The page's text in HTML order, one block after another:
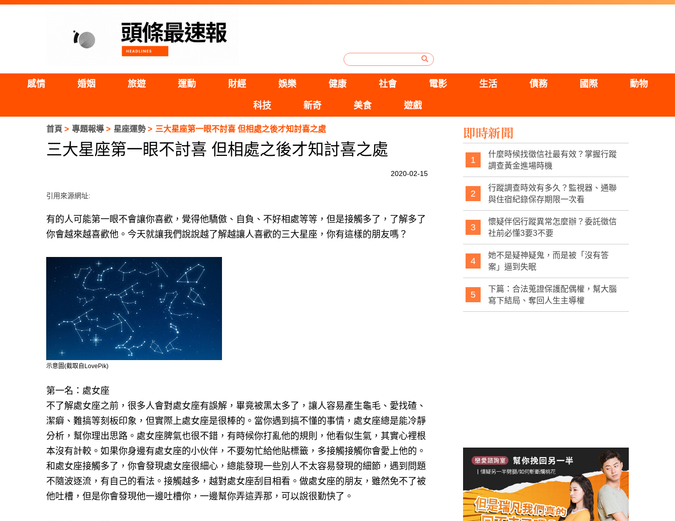
感情 婚姻 旅遊 運動 財經 娛樂 健康 社會 電影 生活 債務 國際 動物
科技 新奇 美食 遊戲
首頁 專題報導 星座運勢 三大星座第一眼不討喜 但相處之後才知討喜之處
三大星座第一眼不討喜 但相處之後才知討喜之處
2020-02-15
引用來源網址:
有的人可能第一眼不會讓你喜歡，覺得他驕傲、自負、不好相處等等，但是接觸多了，了解多了
你會越來越喜歡他。今天就讓我們說說越了解越讓人喜歡的三大星座，你有這樣的朋友嗎？
示意圖(截取自LovePik)
第一名：處女座
不了解處女座之前，很多人會對處女座有誤解，畢竟被黑太多了，讓人容易產生龜毛、愛找碴、
潔癖、難搞等刻板印象，但實際上處女座是很棒的。當你遇到搞不懂的事情，處女座總是能冷靜
分析，幫你理出思路。處女座脾氣也很不錯，有時候你打亂他的規則，他看似生氣，其實心裡根
本沒有計較。如果你身邊有處女座的小伙伴，不要匆忙給他貼標籤，多接觸接觸你會愛上他的。
和處女座接觸多了，你會發現處女座很細心，總能發現一些別人不太容易發現的細節，遇到問題
不隨波逐流，有自己的看法。接觸越多，越對處女座刮目相看。做處女座的朋友，雖然免不了被
他吐槽，但是你會發現他一邊吐槽你，一邊幫你弄這弄那，可以說很勤快了。
即時新聞
1
什麼時候找徵信社最有效？掌握行蹤
調查黃金進場時機
2
行蹤調查時效有多久？監視器、通聯
與住宿紀錄保存期限一次看
3
懷疑伴侶行蹤異常怎麼辦？委託徵信
社前必懂3要3不要
4
她不是疑神疑鬼，而是被「沒有答
案」逼到失眠
5
下篇：合法蒐證保護配偶權，幫大腦
寫下結局、奪回人生主導權